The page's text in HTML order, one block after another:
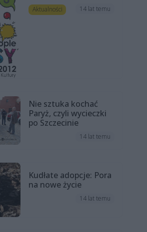
Aktualności 14 lat temu
Nie sztuka kochać
Paryż, czyli wycieczki
po Szczecinie
14 lat temu
Kudłate adopcje: Pora
na nowe życie
14 lat temu